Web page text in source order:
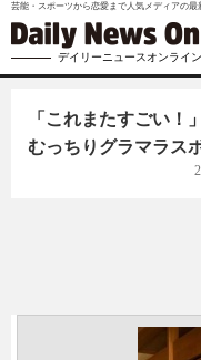
芸能・スポーツから恋愛まで人気メディアの最
デイリーニュースオンライン
「これまたすごい！
むっちりグラマラス